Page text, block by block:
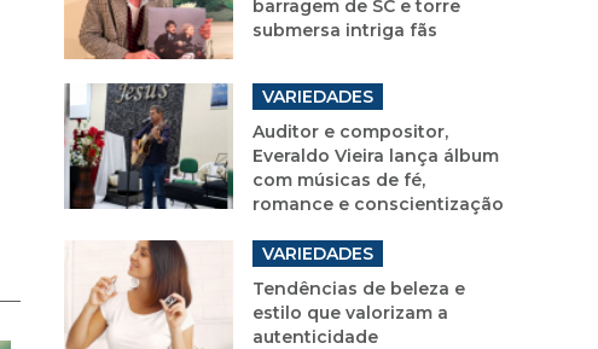
barragem de SC e torre
submersa intriga fãs
VARIEDADES
Auditor e compositor,
Everaldo Vieira lança álbum
com músicas de fé,
romance e conscientização
VARIEDADES
Tendências de beleza e
estilo que valorizam a
autenticidade